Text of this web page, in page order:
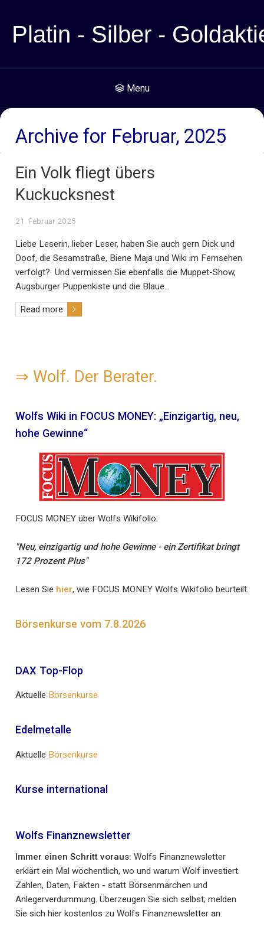
Platin - Silber -
Menu
Archive for Februar, 2025
Ein Volk fliegt übers
Kuckucksnest
21. Februar 2025
Liebe Leserin, lieber Leser, haben Sie auch gern Dick und
Doof, die Sesamstraße, Biene Maja und Wiki im Fernsehen
verfolgt? Und vermissen Sie ebenfalls die Muppet-Show,
Augsburger Puppenkiste und die Blaue…
Read more
⇒ Wolf. Der Berater.
Wolfs Wiki in FOCUS MONEY: „Einzigartig, neu,
hohe Gewinne“
FOCUS MONEY über Wolfs Wikifolio:
"Neu, einzigartig und hohe Gewinne - ein Zertifikat bringt
172 Prozent Plus"
Lesen Sie hier, wie FOCUS MONEY Wolfs Wikifolio beurteilt.
Börsenkurse vom 7.8.2026
DAX Top-Flop
Aktuelle Börsenkurse
Edelmetalle
Aktuelle Börsenkurse
Kurse international
Wolfs Finanznewsletter
Immer einen Schritt voraus: Wolfs Finanznewsletter
erklärt ein Mal wöchentlich, wo und warum Wolf investiert.
Zahlen, Daten, Fakten - statt Börsenmärchen und
Anlegerverdummung. Überzeugen Sie sich selbst; melden
Sie sich hier kostenlos zu Wolfs Finanznewsletter an: